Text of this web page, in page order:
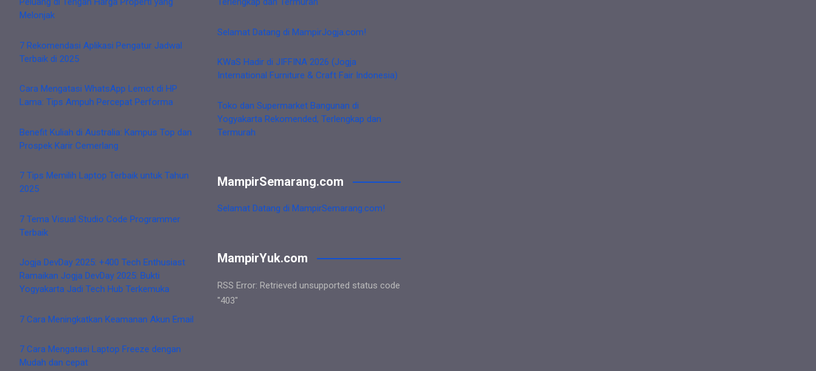
Melonjak
7 Rekomendasi Aplikasi Pengatur Jadwal
Terbaik di 2025
Cara Mengatasi WhatsApp Lemot di HP
Lama: Tips Ampuh Percepat Performa
Benefit Kuliah di Australia: Kampus Top dan
Prospek Karir Cemerlang
7 Tips Memilih Laptop Terbaik untuk Tahun
2025
7 Tema Visual Studio Code Programmer
Terbaik
Jogja DevDay 2025: +400 Tech Enthusiast
Ramaikan Jogja DevDay 2025: Bukti
Yogyakarta Jadi Tech Hub Terkemuka
7 Cara Meningkatkan Keamanan Akun Email
7 Cara Mengatasi Laptop Freeze dengan
Mudah dan cepat
Selamat Datang di MampirJogja.com!
KWaS Hadir di JIFFINA 2026 (Jogja
International Furniture & Craft Fair Indonesia)
Toko dan Supermarket Bangunan di
Yogyakarta Rekomended, Terlengkap dan
Termurah
MampirSemarang.com
Selamat Datang di MampirSemarang.com!
MampirYuk.com
RSS Error: Retrieved unsupported status code
"403"